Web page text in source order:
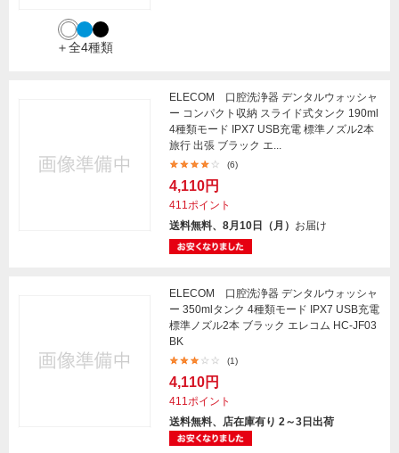
＋全4種類
ELECOM 口腔洗浄器 デンタルウォッシャ
ー コンパクト収納 スライド式タンク 190ml
4種類モード IPX7 USB充電 標準ノズル2本
旅行 出張 ブラック エ...
(6)
4,110円
411ポイント
送料無料、8月10日（月） お届け
ELECOM 口腔洗浄器 デンタルウォッシャ
ー 350mlタンク 4種類モード IPX7 USB充電
標準ノズル2本 ブラック エレコム HC-JF03
BK
(1)
4,110円
411ポイント
送料無料、店在庫有り 2～3日出荷